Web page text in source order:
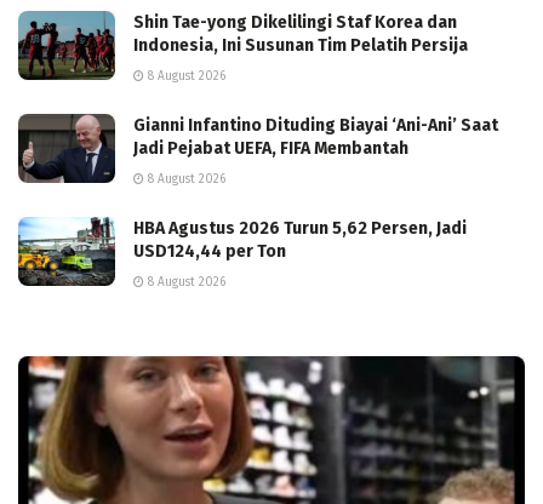
Shin Tae-yong Dikelilingi Staf Korea dan
Indonesia, Ini Susunan Tim Pelatih Persija
8 August 2026
Gianni Infantino Dituding Biayai ‘Ani-Ani’ Saat
Jadi Pejabat UEFA, FIFA Membantah
8 August 2026
HBA Agustus 2026 Turun 5,62 Persen, Jadi
USD124,44 per Ton
8 August 2026